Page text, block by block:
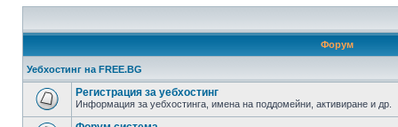
Форум
Уебхостинг на FREE.BG
Регистрация за уебхостинг
Информация за уебхостинга, имена на поддомейни, активиране и др.